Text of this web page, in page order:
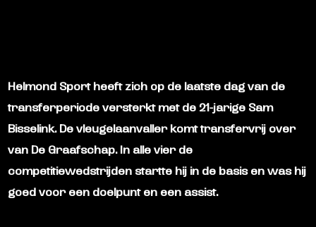
Helmond Sport heeft zich op de laatste dag van de
transferperiode versterkt met de 21-jarige Sam
Bisselink. De vleugelaanvaller komt transfervrij over
van De Graafschap. In alle vier de
competitiewedstrijden startte hij in de basis en was hij
goed voor een doelpunt en een assist.